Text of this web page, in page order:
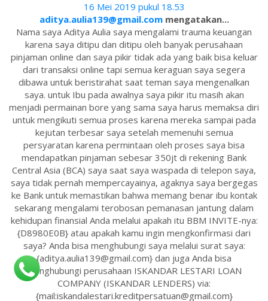
16 Mei 2019 pukul 18.53
aditya.aulia139@gmail.commengatakan...
Nama saya Aditya Aulia saya mengalami trauma keuangan
karena saya ditipu dan ditipu oleh banyak perusahaan
pinjaman online dan saya pikir tidak ada yang baik bisa keluar
dari transaksi online tapi semua keraguan saya segera
dibawa untuk beristirahat saat teman saya mengenalkan
saya. untuk Ibu pada awalnya saya pikir itu masih akan
menjadi permainan bore yang sama saya harus memaksa diri
untuk mengikuti semua proses karena mereka sampai pada
kejutan terbesar saya setelah memenuhi semua
persyaratan karena permintaan oleh proses saya bisa
mendapatkan pinjaman sebesar 350jt di rekening Bank
Central Asia (BCA) saya saat saya waspada di telepon saya,
saya tidak pernah mempercayainya, agaknya saya bergegas
ke Bank untuk memastikan bahwa memang benar ibu kontak
sekarang mengalami terobosan pemanasan jantung dalam
kehidupan finansial Anda melalui apakah itu BBM INVITE-nya:
{D8980E0B} atau apakah kamu ingin mengkonfirmasi dari
saya? Anda bisa menghubungi saya melalui surat saya:
{aditya.aulia139@gmail.com} dan juga Anda bisa
menghubungi perusahaan ISKANDAR LESTARI LOAN
COMPANY (ISKANDAR LENDERS) via:
{mail:iskandalestari.kreditpersatuan@gmail.com}